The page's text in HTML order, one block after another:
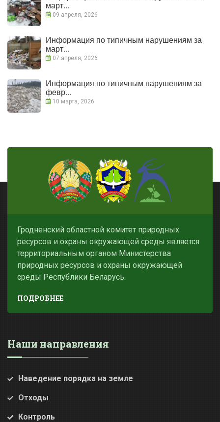
март...
09 апреля, 2026
Информация по типичным нарушениям за
март...
07 апреля, 2026
Информация по типичным нарушениям за
февр...
10 марта, 2026
Гродненский областной комитет природных
ресурсов и охраны окружающей среды является
территориальным органом Министерства
природных ресурсов и охраны окружающей
среды Республики Беларусь.
ПОДРОБНЕЕ
Наши направления
Наведение порядка на земле
Отходы
Контроль